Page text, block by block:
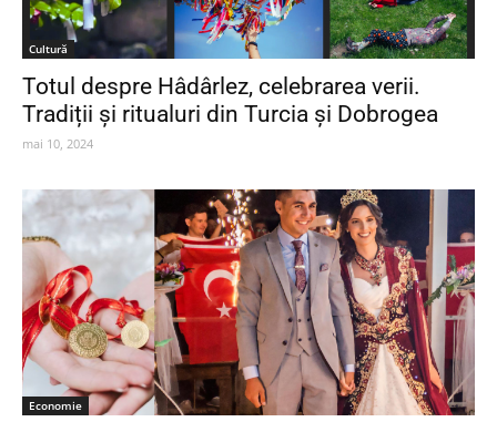
Cultură
Totul despre Hâdârlez, celebrarea verii.
Tradiții și ritualuri din Turcia și Dobrogea
mai 10, 2024
Economie